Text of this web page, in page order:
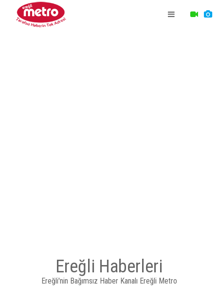
Ereğli Haberleri
Ereğli'nin Bağımsız Haber Kanalı Ereğli Metro